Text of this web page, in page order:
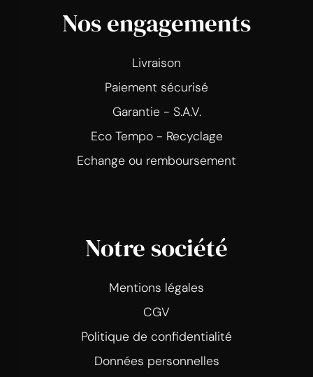
Nos engagements
Livraison
Paiement sécurisé
Garantie - S.A.V.
Eco Tempo - Recyclage
Echange ou remboursement
Notre société
Mentions légales
CGV
Politique de confidentialité
Données personnelles